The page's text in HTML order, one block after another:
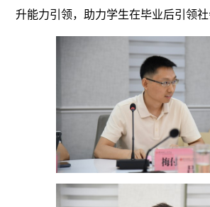
升能力引领，助力学生在毕业后引领社